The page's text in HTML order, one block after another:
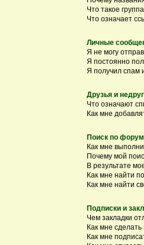
Что такое
Что означает
Личные
Я не могу
Я постоянно
Я получил спам
Друзья и
Что означают
Как мне
Поиск по
Как мне
Почему мой
В результате
Как мне найти
Как мне найти
Подписки и
Чем закладки
Как мне
Как мне